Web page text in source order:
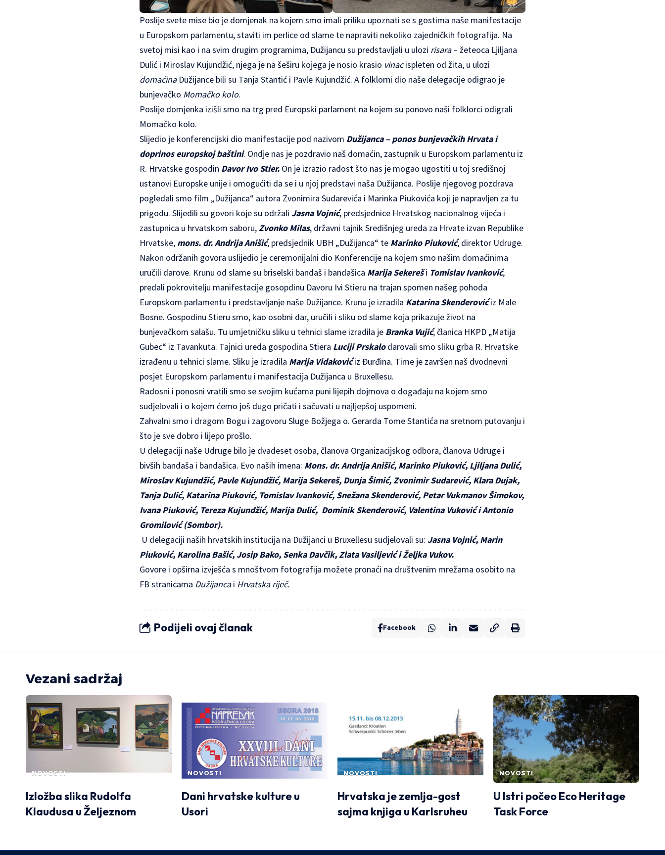
Poslije svete mise bio je domjenak na kojem smo imali priliku upoznati se s gostima naše manifestacije
u Europskom parlamentu, staviti im perlice od slame te napraviti nekoliko zajedničkih fotografija. Na
svetoj misi kao i na svim drugim programima, Dužijancu su predstavljali u ulozi risara– žeteoca Ljiljana
Dulić i Miroslav Kujundžić, njega je na šeširu kojega je nosio krasio vinacispleten od žita, u ulozi
domaćinaDužijance bili su Tanja Stantić i Pavle Kujundžić. A folklorni dio naše delegacije odigrao je
bunjevačko Momačko kolo.
Poslije domjenka izišli smo na trg pred Europski parlament na kojem su ponovo naši folklorci odigrali
Momačko kolo.
Slijedio je konferencijski dio manifestacije pod nazivom Dužijanca – ponos bunjevačkih Hrvata i
doprinos europskoj baštini. Ondje nas je pozdravio naš domaćin, zastupnik u Europskom parlamentu iz
R. Hrvatske gospodin Davor Ivo Stier. On je izrazio radost što nas je mogao ugostiti u toj središnoj
ustanovi Europske unije i omogućiti da se i u njoj predstavi naša Dužijanca. Poslije njegovog pozdrava
pogledali smo film „Dužijanca“ autora Zvonimira Sudarevića i Marinka Piukovića koji je napravljen za tu
prigodu. Slijedili su govori koje su održali Jasna Vojnić, predsjednice Hrvatskog nacionalnog vijeća i
zastupnica u hrvatskom saboru,Zvonko Milas, državni tajnik Središnjeg ureda za Hrvate izvan Republike
Hrvatske, mons. dr. Andrija Anišić, predsjednik UBH „Dužijanca“ te Marinko Piuković, direktor Udruge.
Nakon održanih govora uslijedio je ceremonijalni dio Konferencije na kojem smo našim domaćinima
uručili darove. Krunu od slame su briselski bandaš i bandašica Marija Sekereši Tomislav Ivanković,
predali pokrovitelju manifestacije gosopdinu Davoru Ivi Stieru na trajan spomen našeg pohoda
Europskom parlamentu i predstavljanje naše Dužijance. Krunu je izradila Katarina Skenderovićiz Male
Bosne. Gospodinu Stieru smo, kao osobni dar, uručili i sliku od slame koja prikazuje život na
bunjevačkom salašu. Tu umjetničku sliku u tehnici slame izradila je Branka Vujić, članica HKPD „Matija
Gubec“ iz Tavankuta. Tajnici ureda gospodina Stiera Luciji Prskalodarovali smo sliku grba R. Hrvatske
izrađenu u tehnici slame. Sliku je izradila Marija Vidakovićiz Đurđina. Time je završen naš dvodnevni
posjet Europskom parlamentu i manifestacija Dužijanca u Bruxellesu.
Radosni i ponosni vratili smo se svojim kućama puni lijepih dojmova o događaju na kojem smo
sudjelovali i o kojem ćemo još dugo pričati i sačuvati u najljepšoj uspomeni.
Zahvalni smo i dragom Bogu i zagovoru Sluge Božjega o. Gerarda Tome Stantića na sretnom putovanju i
što je sve dobro i lijepo prošlo.
U delegaciji naše Udruge bilo je dvadeset osoba, članova Organizacijskog odbora, članova Udruge i
bivših bandaša i bandašica. Evo naših imena: Mons. dr. Andrija Anišić, Marinko Piuković, Ljiljana Dulić,
Miroslav Kujundžić, Pavle Kujundžić, Marija Sekereš, Dunja Šimić, Zvonimir Sudarević, Klara Dujak,
Tanja Dulić, Katarina Piuković, Tomislav Ivanković, Snežana Skenderović, Petar Vukmanov Šimokov,
Ivana Piuković, Tereza Kujundžić, Marija Dulić, Dominik Skenderović, Valentina Vuković i Antonio
Gromilović (Sombor).
U delegaciji naših hrvatskih institucija na Dužijanci u Bruxellesu sudjelovali su: Jasna Vojnić, Marin
Piuković, Karolina Bašić, Josip Bako, Senka Davčik, Zlata Vasiljević i Željka Vukov.
Govore i opširna izvješća s mnoštvom fotografija možete pronaći na društvenim mrežama osobito na
FB stranicama Dužijancai Hrvatska riječ.
Podijeli ovaj članak Facebook
Vezani sadržaj
NOVOSTI
Izložba slika Rudolfa
Klaudusa u Željeznom
NOVOSTI
Dani hrvatske kulture u
Usori
NOVOSTI
Hrvatska je zemlja-gost
sajma knjiga u Karlsruheu
NOVOSTI
U Istri počeo Eco Heritage
Task Force